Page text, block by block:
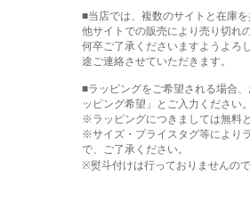
■当店では、複数のサイトと在庫
他サイトでの販売により売り切れ
何卒ご了承くださいますようよろ
途ご連絡させていただきます。
■ラッピングをご希望される場合
ッピング希望」とご入力ください。
※ラッピングにつきましては無料と
※サイズ・プライスタグ等により
で、ご了承ください。
※熨斗付けは行っておりませんので